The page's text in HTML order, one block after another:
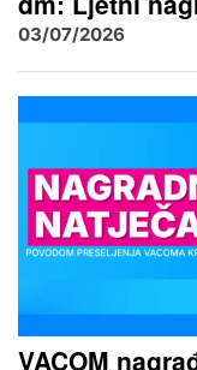
03/07/2026
VACOM